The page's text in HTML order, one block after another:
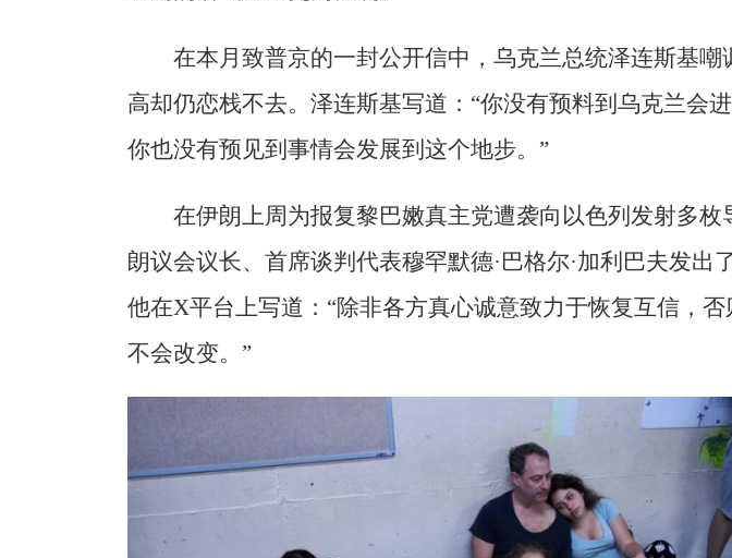
在本月致普京的一封公开信中，乌克兰总统泽连斯基嘲
高却仍恋栈不去。泽连斯基写道：“你没有预料到乌克兰会
你也没有预见到事情会发展到这个地步。”
在伊朗上周为报复黎巴嫩真主党遭袭向以色列发射多枚
朗议会议长、首席谈判代表穆罕默德·巴格尔·加利巴夫发出
他在X平台上写道：“除非各方真心诚意致力于恢复互信，
不会改变。”